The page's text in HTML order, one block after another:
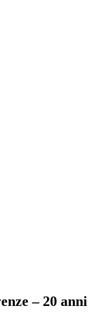
– 20 anni